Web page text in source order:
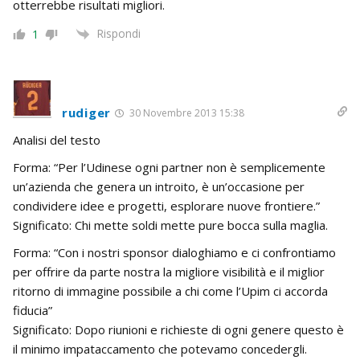
otterrebbe risultati migliori.
1 Rispondi
rudiger 30 Novembre 2013 15:38
Analisi del testo
Forma: “Per l’Udinese ogni partner non è semplicemente
un’azienda che genera un introito, è un’occasione per
condividere idee e progetti, esplorare nuove frontiere.”
Significato: Chi mette soldi mette pure bocca sulla maglia.
Forma: “Con i nostri sponsor dialoghiamo e ci confrontiamo
per offrire da parte nostra la migliore visibilità e il miglior
ritorno di immagine possibile a chi come l’Upim ci accorda
fiducia”
Significato: Dopo riunioni e richieste di ogni genere questo è
il minimo impataccamento che potevamo concedergli.